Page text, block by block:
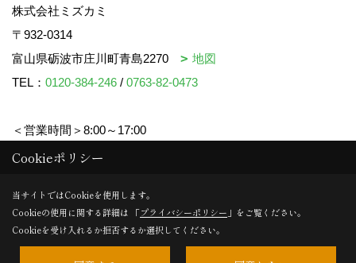
株式会社ミズカミ
〒932-0314
富山県砺波市庄川町青島2270
地図
TEL： 0120-384-246 / 0763-82-0473
＜営業時間＞8:00～17:00
＜定休日＞水曜日・祝日
Copyright (c) mizukami. All Rights Reserved.
Cookieポリシー
当サイトではCookieを使用します。
Cookieの使用に関する詳細は 「プライバシーポリシー 」をご覧ください。
Cookieを受け入れるか拒否するか選択してください。